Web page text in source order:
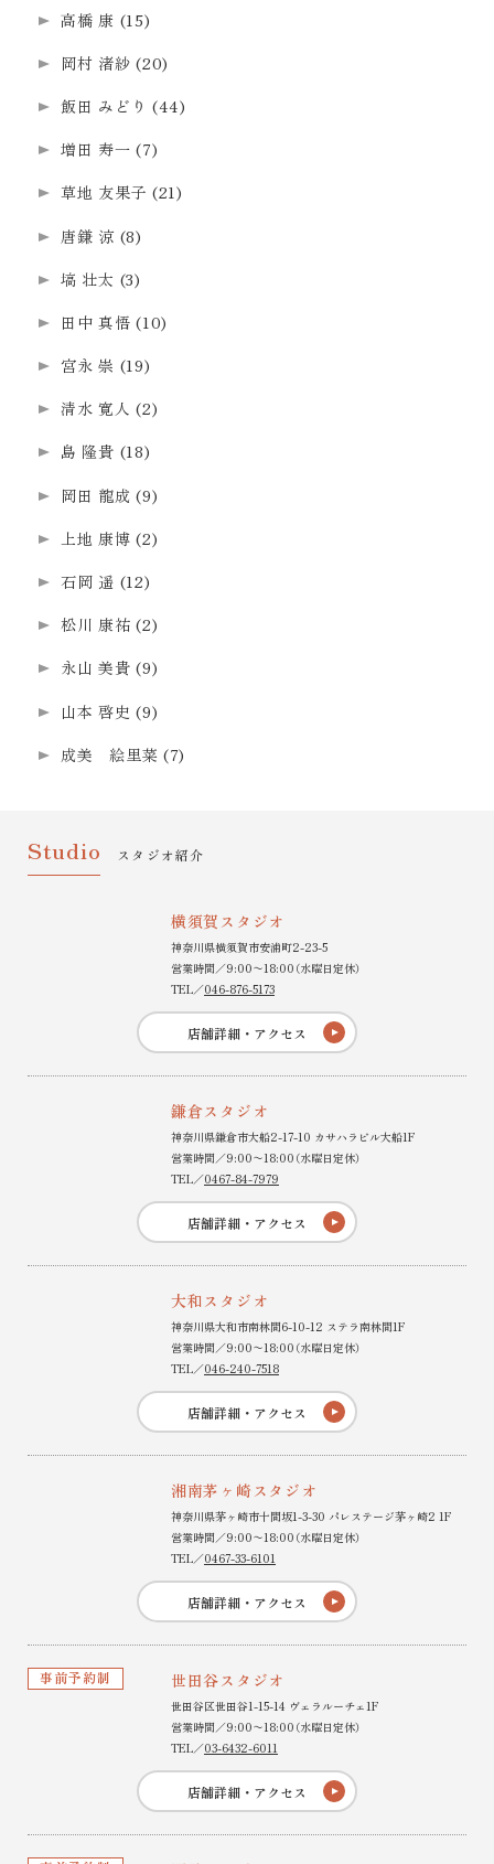
高橋 康 (15)
岡村 渚紗 (20)
飯田 みどり (44)
増田 寿一 (7)
草地 友果子 (21)
唐鎌 涼 (8)
塙 壮太 (3)
田中 真悟 (10)
宮永 崇 (19)
清水 寛人 (2)
島 隆貴 (18)
岡田 龍成 (9)
上地 康博 (2)
石岡 遥 (12)
松川 康祐 (2)
永山 美貴 (9)
山本 啓史 (9)
成美 絵里菜 (7)
Studio スタジオ紹介
横須賀スタジオ
神奈川県横須賀市安浦町2-23-5
営業時間／9:00〜18:00（水曜日定休）
TEL／046-876-5173
店舗詳細・アクセス
鎌倉スタジオ
神奈川県鎌倉市大船2-17-10 カサハラビル大船1F
営業時間／9:00〜18:00（水曜日定休）
TEL／0467-84-7979
店舗詳細・アクセス
大和スタジオ
神奈川県大和市南林間6-10-12 ステラ南林間1F
営業時間／9:00〜18:00（水曜日定休）
TEL／046-240-7518
店舗詳細・アクセス
湘南茅ヶ崎スタジオ
神奈川県茅ヶ崎市十間坂1-3-30 パレステージ茅ヶ崎2 1F
営業時間／9:00〜18:00（水曜日定休）
TEL／0467-33-6101
店舗詳細・アクセス
事前予約制 世田谷スタジオ
世田谷区世田谷1-15-14 ヴェラルーチェ1F
営業時間／9:00〜18:00（水曜日定休）
TEL／03-6432-6011
店舗詳細・アクセス